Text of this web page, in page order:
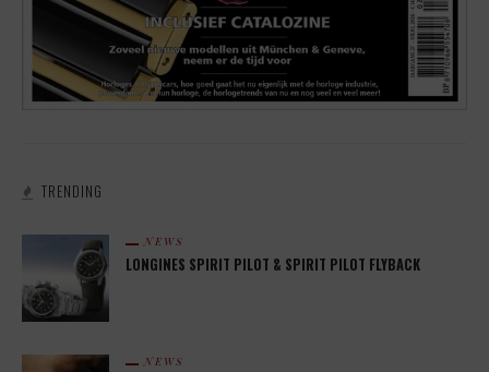
TRENDING
NEWS
LONGINES SPIRIT PILOT & SPIRIT PILOT FLYBACK
NEWS